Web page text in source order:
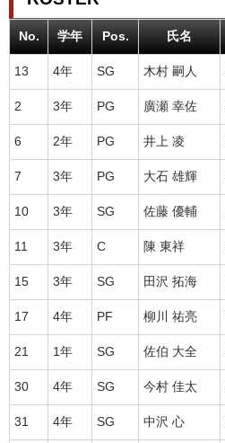
No. 学年 Pos. 氏名
13 4年 SG 木村 嗣人
2 3年 PG 廣瀬 幸佐
6 2年 PG 井上 凌
7 3年 PG 大石 雄輝
10 3年 SG 佐藤 優輔
11 3年 C 陳 東祥
15 3年 SG 田沢 拓海
17 4年 PF 柳川 祐亮
21 1年 SG 佐伯 大全
30 4年 SG 今村 佳太
31 4年 SG 中沢 心